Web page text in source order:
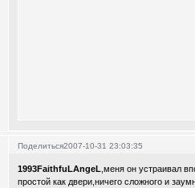
Поделиться2007-10-31 23:03:35
1993FaithfuLAngeL ,меня он устраивал
простой как двери,ничего сложного и